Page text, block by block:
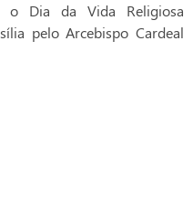
o Dia da Vida Religiosa
pelo Arcebispo Cardeal